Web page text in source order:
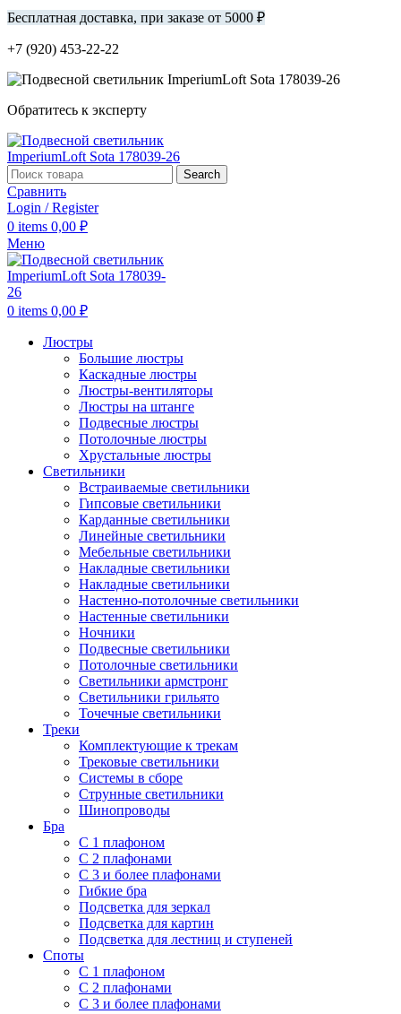
Бесплатная доставка, при заказе от 5000 ₽
+7 (920) 453-22-22
Обратитесь к эксперту
Search
Сравнить
Login / Register
0 items 0,00 ₽
Меню
0 items 0,00 ₽
Люстры
Большие люстры
Каскадные люстры
Люстры-вентиляторы
Люстры на штанге
Подвесные люстры
Потолочные люстры
Хрустальные люстры
Светильники
Встраиваемые светильники
Гипсовые светильники
Карданные светильники
Линейные светильники
Мебельные светильники
Накладные светильники
Накладные светильники
Настенно-потолочные светильники
Настенные светильники
Ночники
Подвесные светильники
Потолочные светильники
Светильники армстронг
Светильники грильято
Точечные светильники
Треки
Комплектующие к трекам
Трековые светильники
Системы в сборе
Струнные светильники
Шинопроводы
Бра
С 1 плафоном
С 2 плафонами
С 3 и более плафонами
Гибкие бра
Подсветка для зеркал
Подсветка для картин
Подсветка для лестниц и ступеней
Споты
С 1 плафоном
С 2 плафонами
С 3 и более плафонами